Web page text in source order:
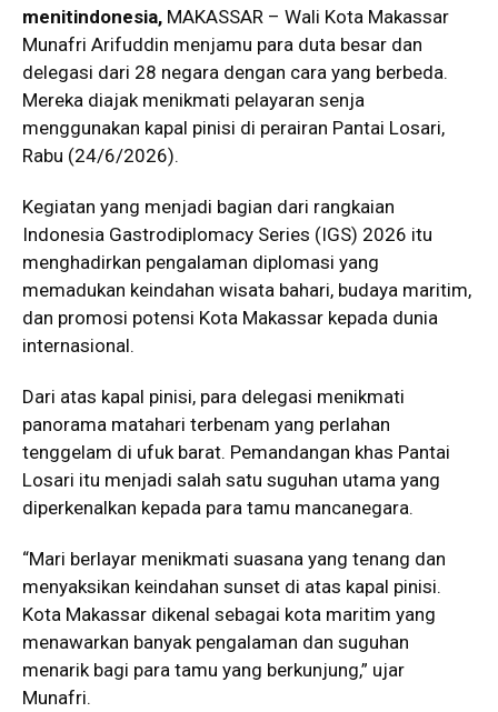
menitindonesia, MAKASSAR – Wali Kota Makassar
Munafri Arifuddin menjamu para duta besar dan
delegasi dari 28 negara dengan cara yang berbeda.
Mereka diajak menikmati pelayaran senja
menggunakan kapal pinisi di perairan Pantai Losari,
Rabu (24/6/2026).
Kegiatan yang menjadi bagian dari rangkaian
Indonesia Gastrodiplomacy Series (IGS) 2026 itu
menghadirkan pengalaman diplomasi yang
memadukan keindahan wisata bahari, budaya maritim,
dan promosi potensi Kota Makassar kepada dunia
internasional.
Dari atas kapal pinisi, para delegasi menikmati
panorama matahari terbenam yang perlahan
tenggelam di ufuk barat. Pemandangan khas Pantai
Losari itu menjadi salah satu suguhan utama yang
diperkenalkan kepada para tamu mancanegara.
“Mari berlayar menikmati suasana yang tenang dan
menyaksikan keindahan sunset di atas kapal pinisi.
Kota Makassar dikenal sebagai kota maritim yang
menawarkan banyak pengalaman dan suguhan
menarik bagi para tamu yang berkunjung,” ujar
Munafri.